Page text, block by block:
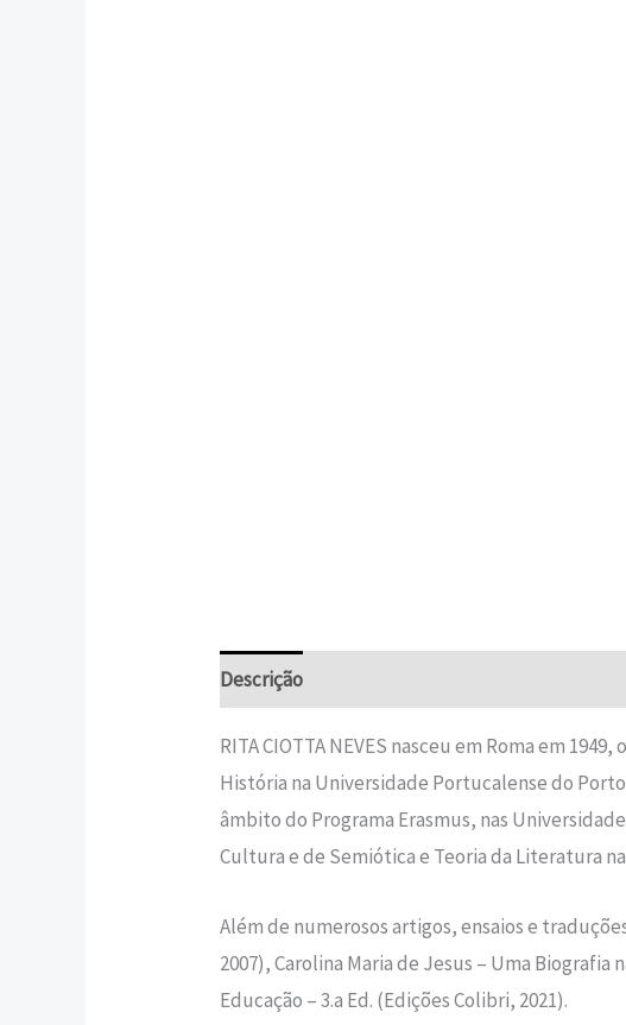
Descrição
RITA CIOTTA NEVES nasceu em Roma em
História na Universidade Portucalense do
âmbito do Programa Erasmus, nas
Cultura e de Semiótica e Teoria da Literatura
Além de numerosos artigos, ensaios e
2007), Carolina Maria de Jesus – Uma
Educação – 3.a Ed. (Edições Colibri, 2021).